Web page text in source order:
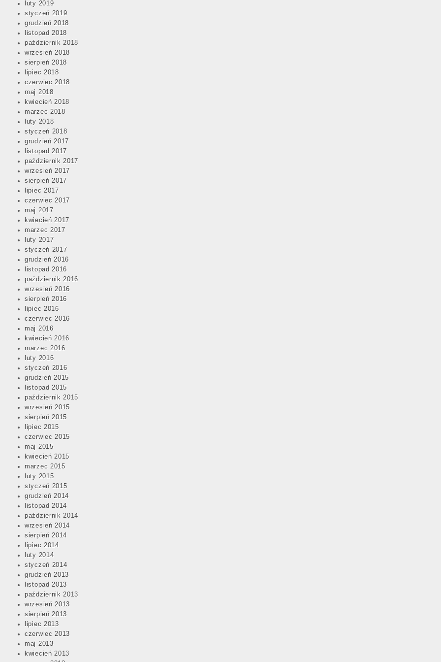
luty 2019
styczeń 2019
grudzień 2018
listopad 2018
październik 2018
wrzesień 2018
sierpień 2018
lipiec 2018
czerwiec 2018
maj 2018
kwiecień 2018
marzec 2018
luty 2018
styczeń 2018
grudzień 2017
listopad 2017
październik 2017
wrzesień 2017
sierpień 2017
lipiec 2017
czerwiec 2017
maj 2017
kwiecień 2017
marzec 2017
luty 2017
styczeń 2017
grudzień 2016
listopad 2016
październik 2016
wrzesień 2016
sierpień 2016
lipiec 2016
czerwiec 2016
maj 2016
kwiecień 2016
marzec 2016
luty 2016
styczeń 2016
grudzień 2015
listopad 2015
październik 2015
wrzesień 2015
sierpień 2015
lipiec 2015
czerwiec 2015
maj 2015
kwiecień 2015
marzec 2015
luty 2015
styczeń 2015
grudzień 2014
listopad 2014
październik 2014
wrzesień 2014
sierpień 2014
lipiec 2014
luty 2014
styczeń 2014
grudzień 2013
listopad 2013
październik 2013
wrzesień 2013
sierpień 2013
lipiec 2013
czerwiec 2013
maj 2013
kwiecień 2013